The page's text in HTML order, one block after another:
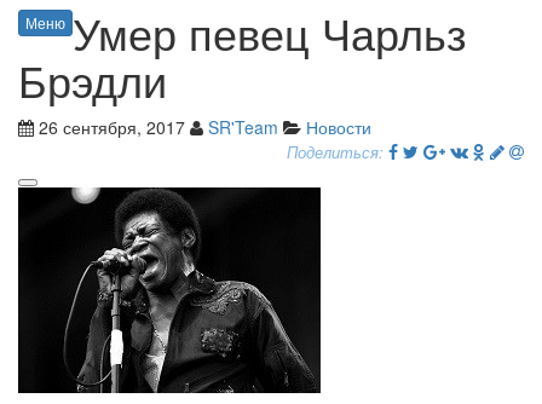
Меню Умер певец Чарльз
Брэдли
26 сентября, 2017 SR'Team Новости
Поделиться: